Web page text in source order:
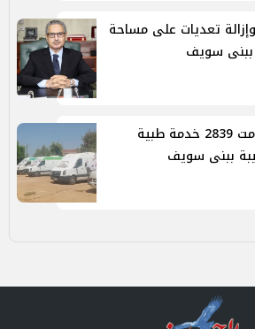
وإزالة تعديات على مساحة
قافلة مجانية قدمت 2839 خدمة طبية
ببنى سويف